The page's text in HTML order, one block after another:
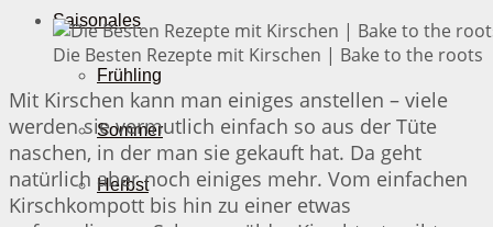
Saisonales
Frühling
Sommer
Herbst
Die Besten Rezepte mit Kirschen | Bake to the roots
Mit Kirschen kann man einiges anstellen – viele
werden sie vermutlich einfach so aus der Tüte
naschen, in der man sie gekauft hat. Da geht
natürlich aber noch einiges mehr. Vom einfachen
Kirschkompott bis hin zu einer etwas